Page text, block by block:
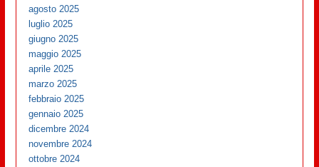
agosto 2025
luglio 2025
giugno 2025
maggio 2025
aprile 2025
marzo 2025
febbraio 2025
gennaio 2025
dicembre 2024
novembre 2024
ottobre 2024